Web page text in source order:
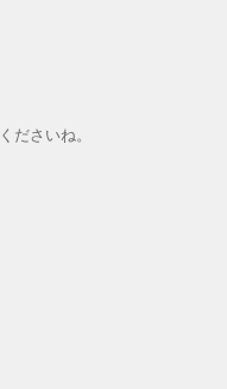
くださいね。